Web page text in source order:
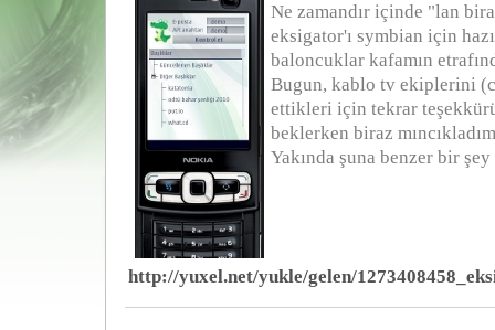
Ne zamandır içinde "lan
eksigator'ı symbian için
baloncuklar kafamın
Bugun, kablo tv ekiplerini
ettikleri için tekrar
beklerken biraz
Yakında şuna benzer bir
http://yuxel.net/yukle/gelen/